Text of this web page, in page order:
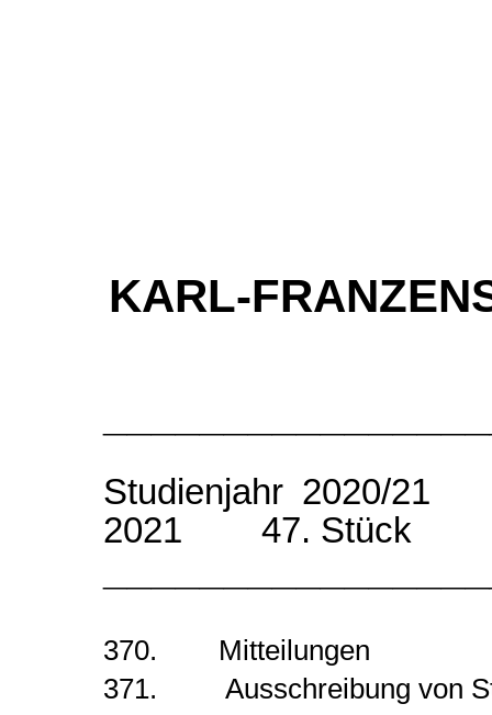
KARL-
Studienjahr 2020/
2021 47. Stück
370. Mitteilungen
371. Ausschreibung von